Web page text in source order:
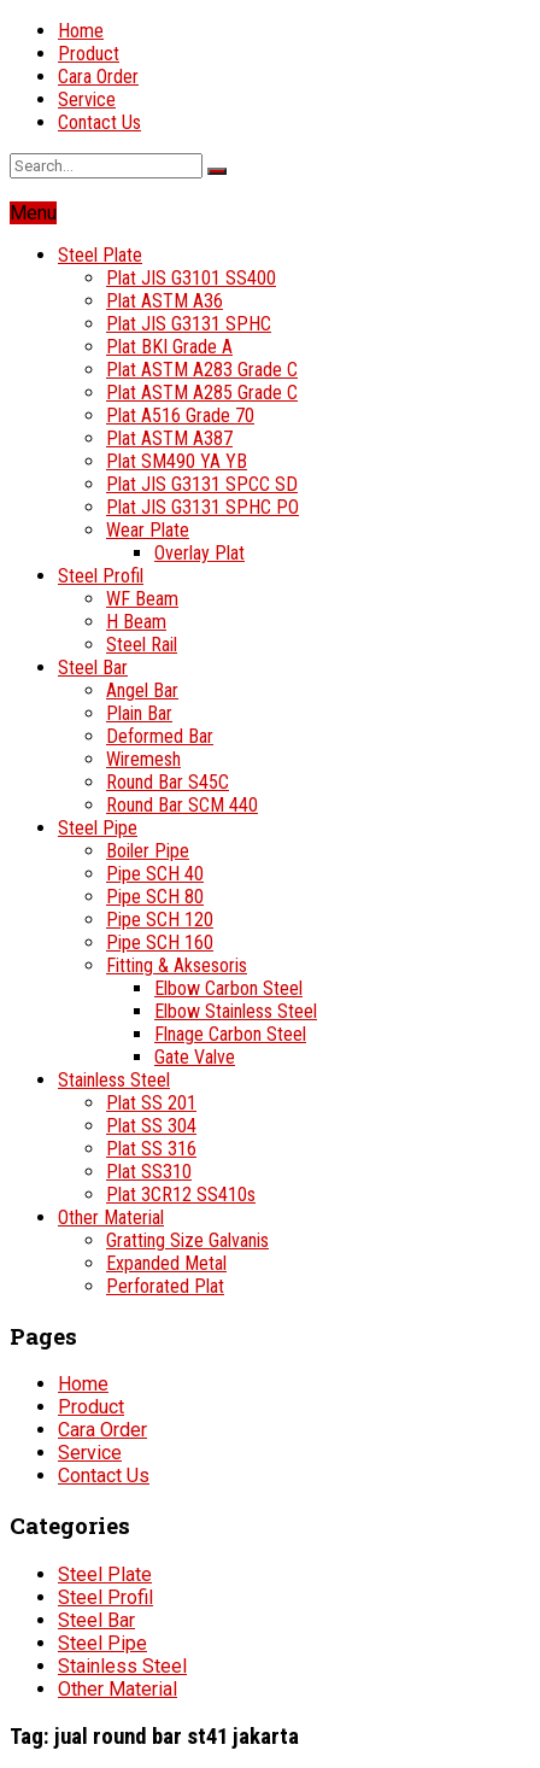
Home
Product
Cara Order
Service
Contact Us
Menu
Steel Plate
Plat JIS G3101 SS400
Plat ASTM A36
Plat JIS G3131 SPHC
Plat BKI Grade A
Plat ASTM A283 Grade C
Plat ASTM A285 Grade C
Plat A516 Grade 70
Plat ASTM A387
Plat SM490 YA YB
Plat JIS G3131 SPCC SD
Plat JIS G3131 SPHC PO
Wear Plate
Overlay Plat
Steel Profil
WF Beam
H Beam
Steel Rail
Steel Bar
Angel Bar
Plain Bar
Deformed Bar
Wiremesh
Round Bar S45C
Round Bar SCM 440
Steel Pipe
Boiler Pipe
Pipe SCH 40
Pipe SCH 80
Pipe SCH 120
Pipe SCH 160
Fitting & Aksesoris
Elbow Carbon Steel
Elbow Stainless Steel
Flnage Carbon Steel
Gate Valve
Stainless Steel
Plat SS 201
Plat SS 304
Plat SS 316
Plat SS310
Plat 3CR12 SS410s
Other Material
Gratting Size Galvanis
Expanded Metal
Perforated Plat
Pages
Home
Product
Cara Order
Service
Contact Us
Categories
Steel Plate
Steel Profil
Steel Bar
Steel Pipe
Stainless Steel
Other Material
Tag: jual round bar st41 jakarta